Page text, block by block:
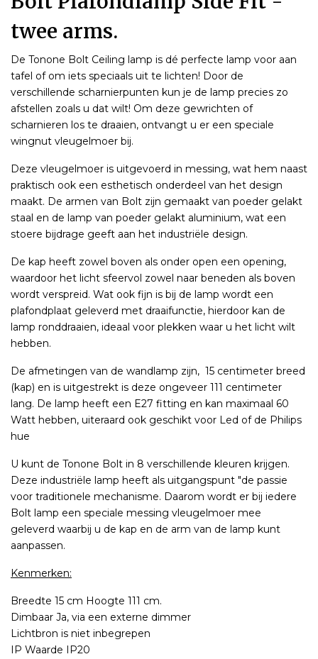
twee arms.
De Tonone Bolt Ceiling lamp is dé perfecte lamp voor aan
tafel of om iets speciaals uit te lichten! Door de
verschillende scharnierpunten kun je de lamp precies zo
afstellen zoals u dat wilt! Om deze gewrichten of
scharnieren los te draaien, ontvangt u er een speciale
wingnut vleugelmoer bij.
Deze vleugelmoer is uitgevoerd in messing, wat hem naast
praktisch ook een esthetisch onderdeel van het design
maakt. De armen van Bolt zijn gemaakt van poeder gelakt
staal en de lamp van poeder gelakt aluminium, wat een
stoere bijdrage geeft aan het industriële design.
De kap heeft zowel boven als onder open een opening,
waardoor het licht sfeervol zowel naar beneden als boven
wordt verspreid. Wat ook fijn is bij de lamp wordt een
plafondplaat geleverd met draaifunctie, hierdoor kan de
lamp ronddraaien, ideaal voor plekken waar u het licht wilt
hebben.
De afmetingen van de wandlamp zijn, 15 centimeter breed
(kap) en is uitgestrekt is deze ongeveer 111 centimeter
lang. De lamp heeft een E27 fitting en kan maximaal 60
Watt hebben, uiteraard ook geschikt voor Led of de Philips
hue
U kunt de Tonone Bolt in 8 verschillende kleuren krijgen.
Deze industriële lamp heeft als uitgangspunt "de passie
voor traditionele mechanisme. Daarom wordt er bij iedere
Bolt lamp een speciale messing vleugelmoer mee
geleverd waarbij u de kap en de arm van de lamp kunt
aanpassen.
Kenmerken:
Breedte 15 cm Hoogte 111 cm.
Dimbaar Ja, via een externe dimmer
Lichtbron is niet inbegrepen
IP Waarde IP20